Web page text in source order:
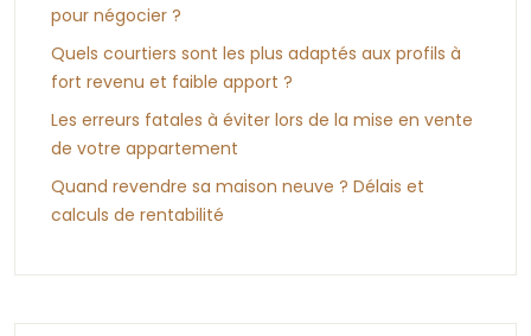
pour négocier ?
Quels courtiers sont les plus adaptés aux profils à
fort revenu et faible apport ?
Les erreurs fatales à éviter lors de la mise en vente
de votre appartement
Quand revendre sa maison neuve ? Délais et
calculs de rentabilité